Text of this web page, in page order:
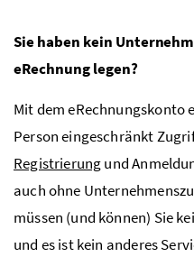
Sie haben kein
eRechnung legen?
Mit dem
Person eingeschränkt
Registrierungund
auch ohne
müssen (und können) Sie
und es ist kein anderes